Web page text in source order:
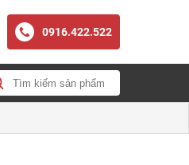
0916.422.522